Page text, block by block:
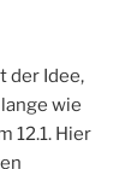
der Idee,
wie
12.1. Hier